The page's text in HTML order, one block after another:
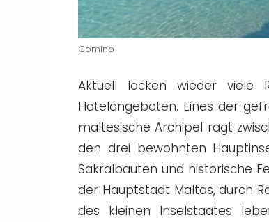
Comino
Aktuell locken wieder viele
Hotelangeboten. Eines der
maltesische Archipel ragt
den drei bewohnten
Sakralbauten und historische
der Hauptstadt Maltas, durch
des kleinen Inselstaates